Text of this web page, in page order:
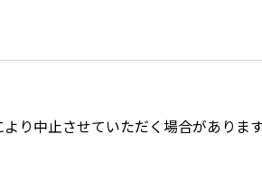
より中止させていただく場合があり